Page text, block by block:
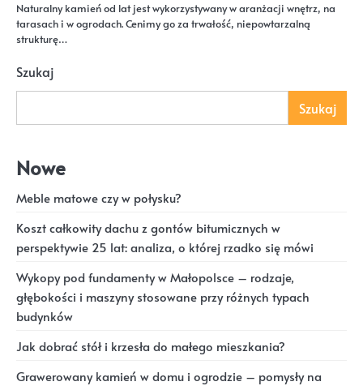
Naturalny kamień od lat jest wykorzystywany w aranżacji wnętrz, na
tarasach i w ogrodach. Cenimy go za trwałość, niepowtarzalną
strukturę…
Szukaj
Szukaj
Nowe
Meble matowe czy w połysku?
Koszt całkowity dachu z gontów bitumicznych w
perspektywie 25 lat: analiza, o której rzadko się mówi
Wykopy pod fundamenty w Małopolsce – rodzaje,
głębokości i maszyny stosowane przy różnych typach
budynków
Jak dobrać stół i krzesła do małego mieszkania?
Grawerowany kamień w domu i ogrodzie – pomysły na